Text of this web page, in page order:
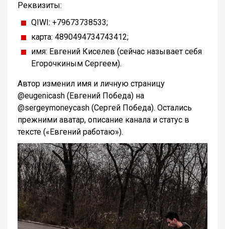
Реквизиты:
QIWI: +79673738533;
карта: 4890494734743412;
имя: Евгений Киселев (сейчас называет себя
Егорочкиным Сергеем).
Автор изменил имя и личную страницу
@eugenicash (Евгений Победа) на
@sergeymoneycash (Сергей Победа). Остались
прежними аватар, описание канала и статус в
тексте («Евгений работаю»).